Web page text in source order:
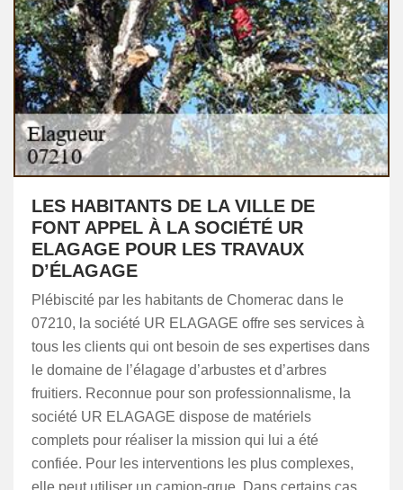
LES HABITANTS DE LA VILLE DE
FONT APPEL À LA SOCIÉTÉ UR
ELAGAGE POUR LES TRAVAUX
D’ÉLAGAGE
Plébiscité par les habitants de Chomerac dans le
07210, la société UR ELAGAGE offre ses services à
tous les clients qui ont besoin de ses expertises dans
le domaine de l’élagage d’arbustes et d’arbres
fruitiers. Reconnue pour son professionnalisme, la
société UR ELAGAGE dispose de matériels
complets pour réaliser la mission qui lui a été
confiée. Pour les interventions les plus complexes,
elle peut utiliser un camion-grue. Dans certains cas,